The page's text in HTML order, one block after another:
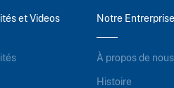
et Videos Notre Entrerprise
À propos de nous
Histoire